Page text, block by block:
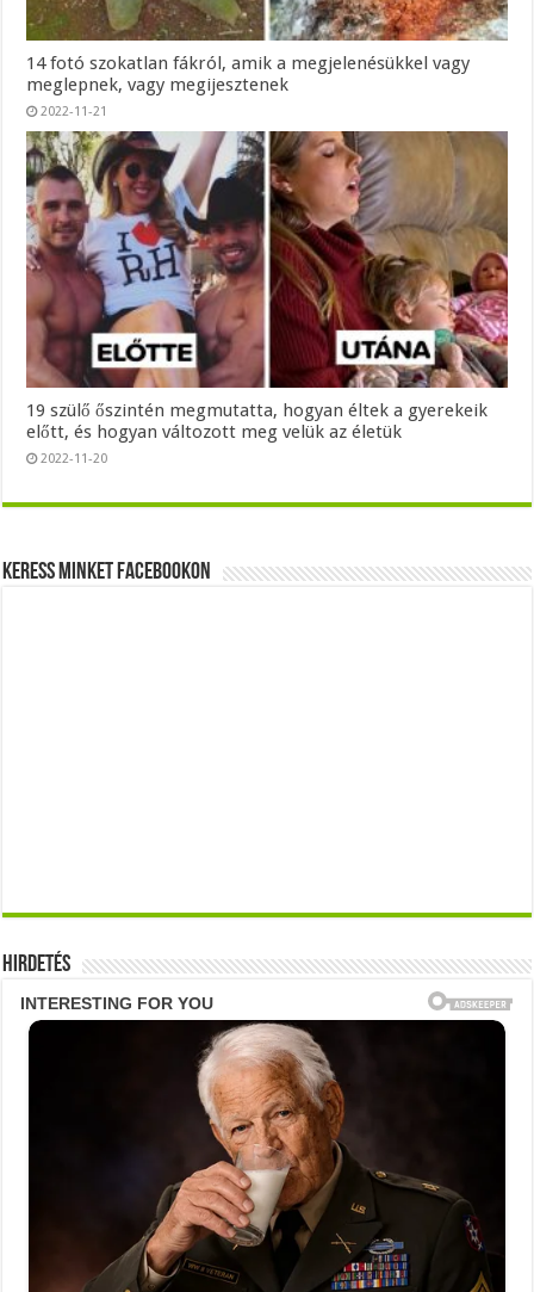
14 fotó szokatlan fákról, amik a megjelenésükkel vagy
meglepnek, vagy megijesztenek
2022-11-21
19 szülő őszintén megmutatta, hogyan éltek a gyerekeik
előtt, és hogyan változott meg velük az életük
2022-11-20
Keress minket Facebookon
Hirdetés